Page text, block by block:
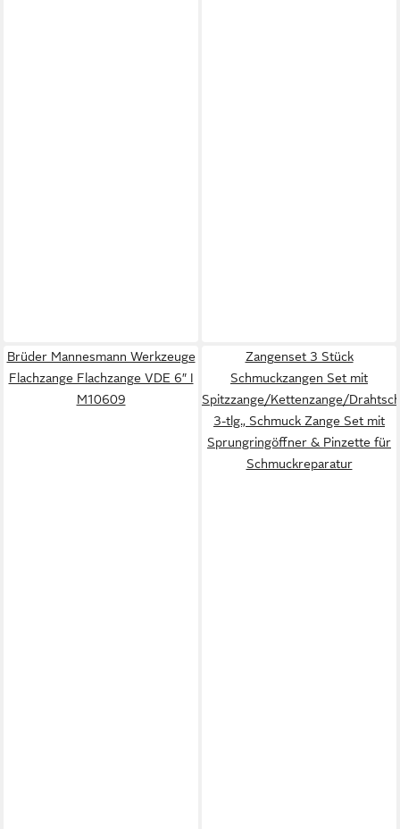
Brüder Mannesmann Werkzeuge
Flachzange Flachzange VDE 6″ I
M10609
Zangenset 3 Stück
Schmuckzangen Set mit
Spitzzange/Kettenzange/
3-tlg., Schmuck Zange Set mit
Sprungringöffner & Pinzette für
Schmuckreparatur